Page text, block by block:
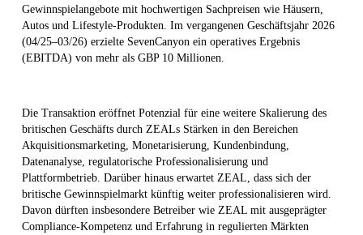
Gewinnspielangebote mit hochwertigen Sachpreisen wie Häusern,
Autos und Lifestyle-Produkten. Im vergangenen Geschäftsjahr 2026
(04/25–03/26) erzielte SevenCanyon ein operatives Ergebnis
(EBITDA) von mehr als GBP 10 Millionen.
Die Transaktion eröffnet Potenzial für eine weitere Skalierung des
britischen Geschäfts durch ZEALs Stärken in den Bereichen
Akquisitionsmarketing, Monetarisierung, Kundenbindung,
Datenanalyse, regulatorische Professionalisierung und
Plattformbetrieb. Darüber hinaus erwartet ZEAL, dass sich der
britische Gewinnspielmarkt künftig weiter professionalisieren wird.
Davon dürften insbesondere Betreiber wie ZEAL mit ausgeprägter
Compliance-Kompetenz und Erfahrung in regulierten Märkten